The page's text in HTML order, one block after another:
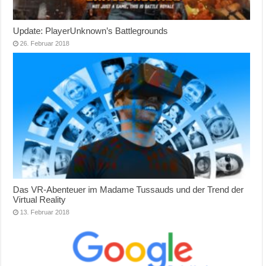
Update: PlayerUnknown’s Battlegrounds
26. Februar 2018
Das VR-Abenteuer im Madame Tussauds und der Trend der
Virtual Reality
13. Februar 2018